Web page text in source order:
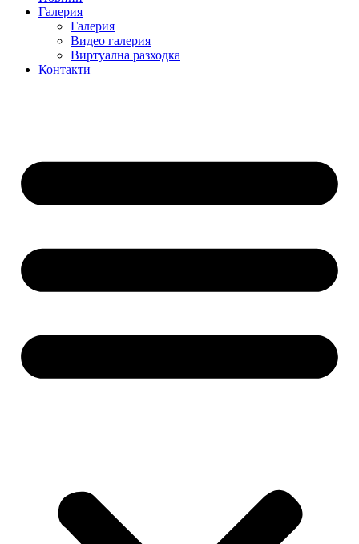
Галерия
Галерия
Видео галерия
Виртуална разходка
Контакти